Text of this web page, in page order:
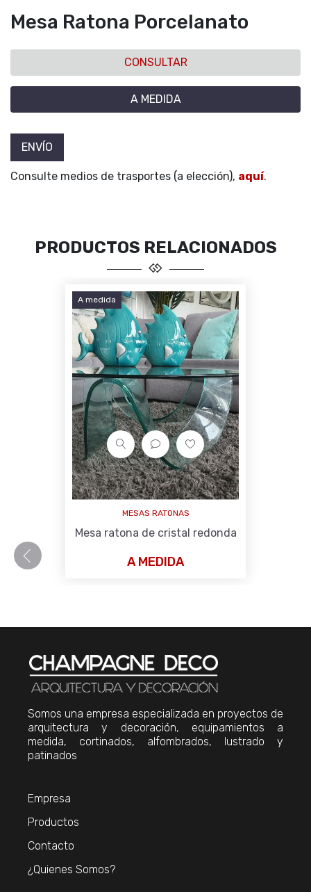
Mesa Ratona Porcelanato
CONSULTAR
A MEDIDA
ENVÍO
Consulte medios de trasportes (a elección), aquí.
PRODUCTOS RELACIONADOS
A medida
MESAS RATONAS
Mesa ratona de cristal redonda
A MEDIDA
Somos una empresa especializada en proyectos de
arquitectura y decoración, equipamientos a
medida, cortinados, alfombrados, lustrado y
patinados
Empresa
Productos
Contacto
¿Quienes Somos?